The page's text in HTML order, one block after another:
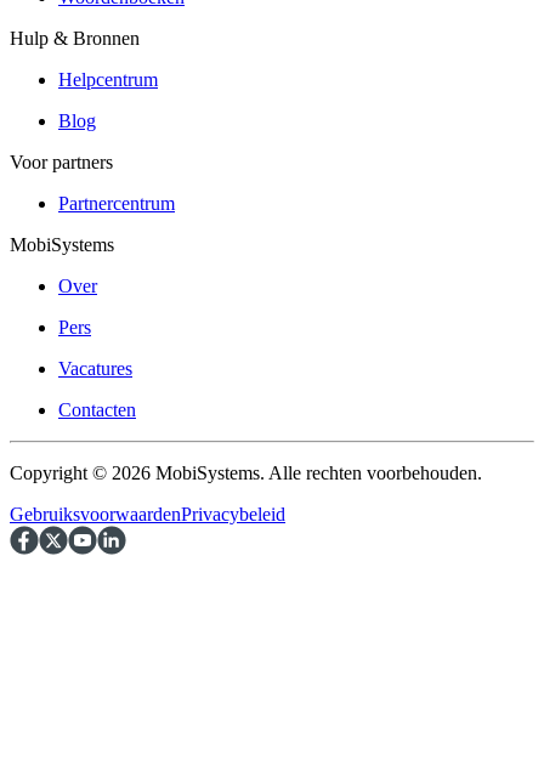
Hulp & Bronnen
Helpcentrum
Blog
Voor partners
Partnercentrum
MobiSystems
Over
Pers
Vacatures
Contacten
Copyright © 2026 MobiSystems. Alle rechten voorbehouden.
GebruiksvoorwaardenPrivacybeleid